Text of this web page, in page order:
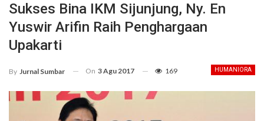
Sukses Bina IKM Sijunjung, Ny. En
Yuswir Arifin Raih Penghargaan
Upakarti
HUMANIORA
By Jurnal Sumbar On 3 Agu 2017 169